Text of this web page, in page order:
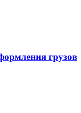
грузов